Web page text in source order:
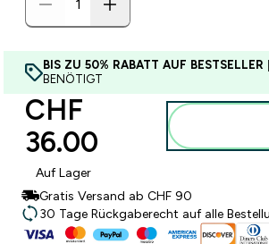
BIS ZU 50% RABATT AUF BESTSELLER
BENÖTIGT
CHF
36.00‎
Auf Lager
Gratis Versand ab CHF 90
30 Tage Rückgaberecht auf alle